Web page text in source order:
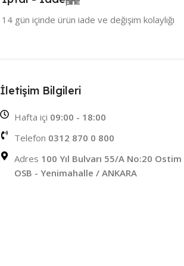
14 gün içinde ürün iade ve değişim kolaylığı
İletişim Bilgileri
Hafta içi 09:00 - 18:00
Telefon 0312 870 0 800
Adres 100 Yıl Bulvarı 55/A No:20 Ostim
OSB - Yenimahalle / ANKARA